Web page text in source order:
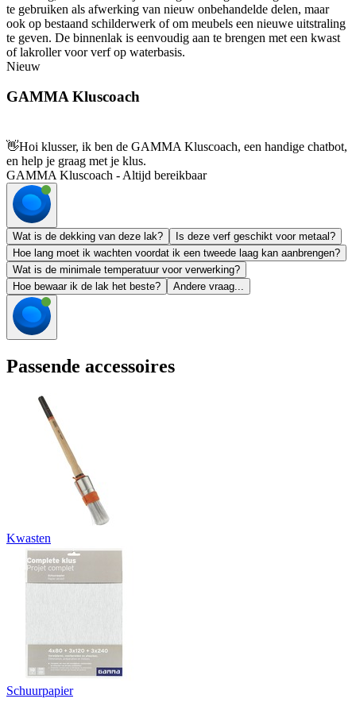
te gebruiken als afwerking van nieuw onbehandelde delen, maar
ook op bestaand schilderwerk of om meubels een nieuwe uitstraling
te geven. De binnenlak is eenvoudig aan te brengen met een kwast
of lakroller voor verf op waterbasis.
Nieuw
GAMMA Kluscoach
👋Hoi klusser, ik ben de GAMMA Kluscoach, een handige chatbot,
en help je graag met je klus.
GAMMA Kluscoach - Altijd bereikbaar
Wat is de dekking van deze lak?
Is deze verf geschikt voor metaal?
Hoe lang moet ik wachten voordat ik een tweede laag kan aanbrengen?
Wat is de minimale temperatuur voor verwerking?
Hoe bewaar ik de lak het beste?
Andere vraag...
Passende accessoires
Kwasten
Schuurpapier